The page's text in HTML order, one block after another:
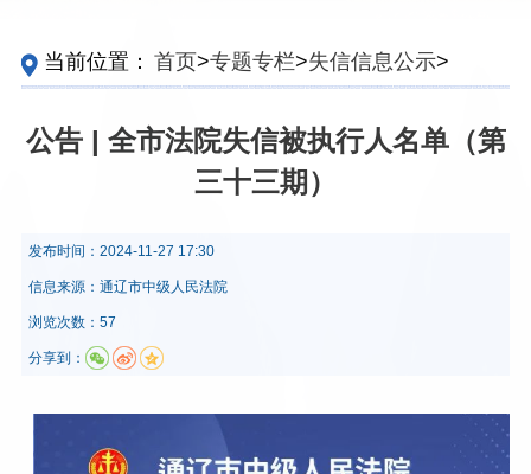
当前位置： 首页>专题专栏>失信信息公示>
信被执行人名单
公告 | 全市法院失信被执行人名单（第
三十三期）
发布时间： 2024-11-27 17:30
信息来源： 通辽市中级人民法院
浏览次数：57
分享到：